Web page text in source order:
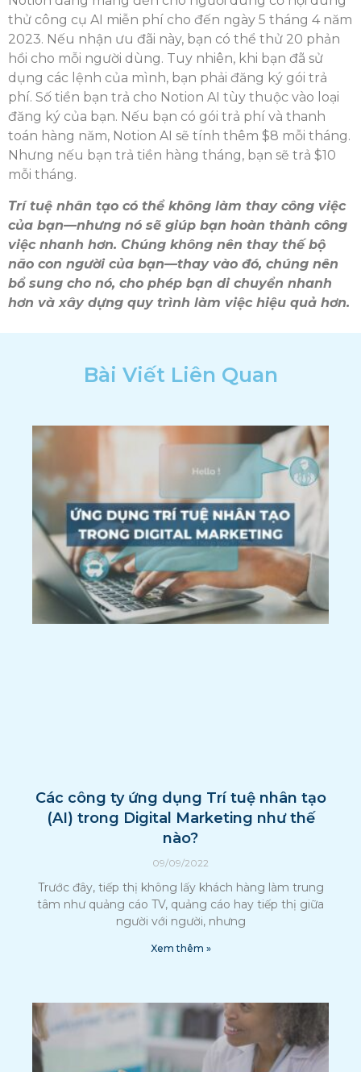
thử công cụ AI miễn phí cho đến ngày 5 tháng 4 năm
2023. Nếu nhận ưu đãi này, bạn có thể thử 20 phản
hồi cho mỗi người dùng. Tuy nhiên, khi bạn đã sử
dụng các lệnh của mình, bạn phải đăng ký gói trả
phí. Số tiền bạn trả cho Notion AI tùy thuộc vào loại
đăng ký của bạn. Nếu bạn có gói trả phí và thanh
toán hàng năm, Notion AI sẽ tính thêm $8 mỗi tháng.
Nhưng nếu bạn trả tiền hàng tháng, bạn sẽ trả $10
mỗi tháng.
Trí tuệ nhân tạo có thể không làm thay công việc
của bạn—nhưng nó sẽ giúp bạn hoàn thành công
việc nhanh hơn. Chúng không nên thay thế bộ
não con người của bạn—thay vào đó, chúng nên
bổ sung cho nó, cho phép bạn di chuyển nhanh
hơn và xây dựng quy trình làm việc hiệu quả hơn.
Bài Viết Liên Quan
Các công ty ứng dụng Trí tuệ nhân tạo
(AI) trong Digital Marketing như thế
nào?
09/09/2022
Trước đây, tiếp thị không lấy khách hàng làm trung
tâm như quảng cáo TV, quảng cáo hay tiếp thị giữa
người với người, nhưng
Xem thêm »